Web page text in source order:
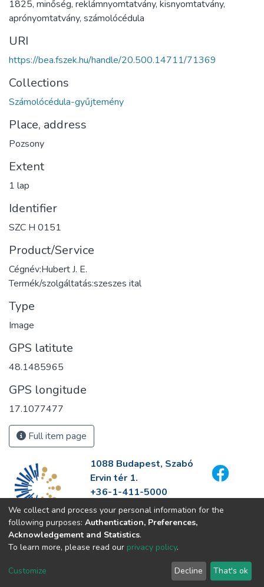
1825, minőség, reklámnyomtatvány, kisnyomtatvány,
aprónyomtatvány, számolócédula
URI
https://bea.fszek.hu/handle/20.500.14711/71369
Collections
Számolócédula-gyűjtemény
Place, address
Pozsony
Extent
1 lap
Identifier
SZC H 0151
Product/Service
Cégnév:Hubert J. E.
Termék/szolgáltatás:szeszes ital
Type
Image
GPS latitute
48.1485965
GPS longitude
17.1077477
Full item page
1088 Budapest, Szabó
Ervin tér 1.
+36-1-411-5000
info@fszek.hu
https://fszek.hu
We collect and process your personal information for the
following purposes: Authentication, Preferences,
Acknowledgement and Statistics.
To learn more, please read our privacy policy.
Customize Decline That's ok